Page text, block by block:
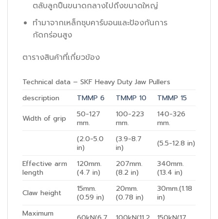
ตลับลูกปืนขนาดกลางไปถึงขนาดใหญ่
ทำมาจากเหล็กชุบคาร์บอนและป้องกันการ
กัดกร่อนสูง
ตารางสินค้าที่เกี่ยวข้อง
Technical data – SKF Heavy Duty Jaw Pullers
description
TMMP 6 TMMP 10
TMMP 15
Width of grip
50-127
mm.
100-223
mm.
140-326
mm.
(2.0-5.0
in)
(3.9-8.7
in)
(5.5-12.8 in)
Effective arm
length
120mm.
(4.7 in)
207mm.
(8.2 in)
340mm.
(13.4 in)
Claw height
15mm.
(0.59 in)
20mm.
(0.78 in)
30mm.(1.18
in)
Maximum